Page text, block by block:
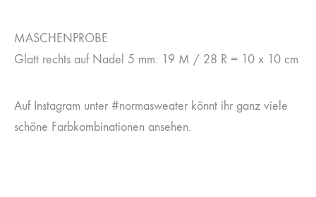
MASCHENPROBE
Glatt rechts auf Nadel 5 mm: 19 M / 28 R = 10 x 10 cm
Auf Instagram unter #normasweater könnt ihr ganz viele
schöne Farbkombinationen ansehen.